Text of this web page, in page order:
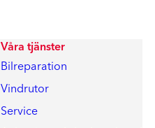
Våra tjänster
Bilreparation
Vindrutor
Service